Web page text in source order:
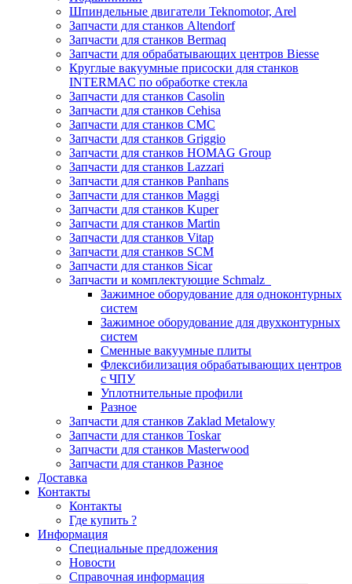
Шпиндельные двигатели Teknomotor, Arel
Запчасти для станков Altendorf
Запчасти для станков Bermaq
Запчасти для обрабатывающих центров Biesse
Круглые вакуумные присоски для станков
INTERMAC по обработке стекла
Запчасти для станков Casolin
Запчасти для станков Cehisa
Запчасти для станков CMC
Запчасти для станков Griggio
Запчасти для станков HOMAG Group
Запчасти для станков Lazzari
Запчасти для станков Panhans
Запчасти для станков Maggi
Запчасти для станков Kuper
Запчасти для станков Martin
Запчасти для станков Vitap
Запчасти для станков SCM
Запчасти для станков Sicar
Запчасти и комплектующие Schmalz
Зажимное оборудование для одноконтурных
систем
Зажимное оборудование для двухконтурных
систем
Сменные вакуумные плиты
Флексибилизация обрабатывающих центров
с ЧПУ
Уплотнительные профили
Разное
Запчасти для станков Zaklad Metalowy
Запчасти для станков Toskar
Запчасти для станков Masterwood
Запчасти для станков Разное
Доставка
Контакты
Контакты
Где купить ?
Информация
Специальные предложения
Новости
Справочная информация